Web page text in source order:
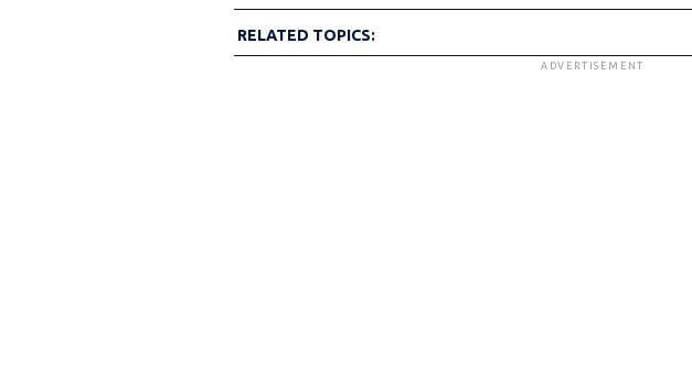
RELATED TOPICS:
ADVERTISEMENT